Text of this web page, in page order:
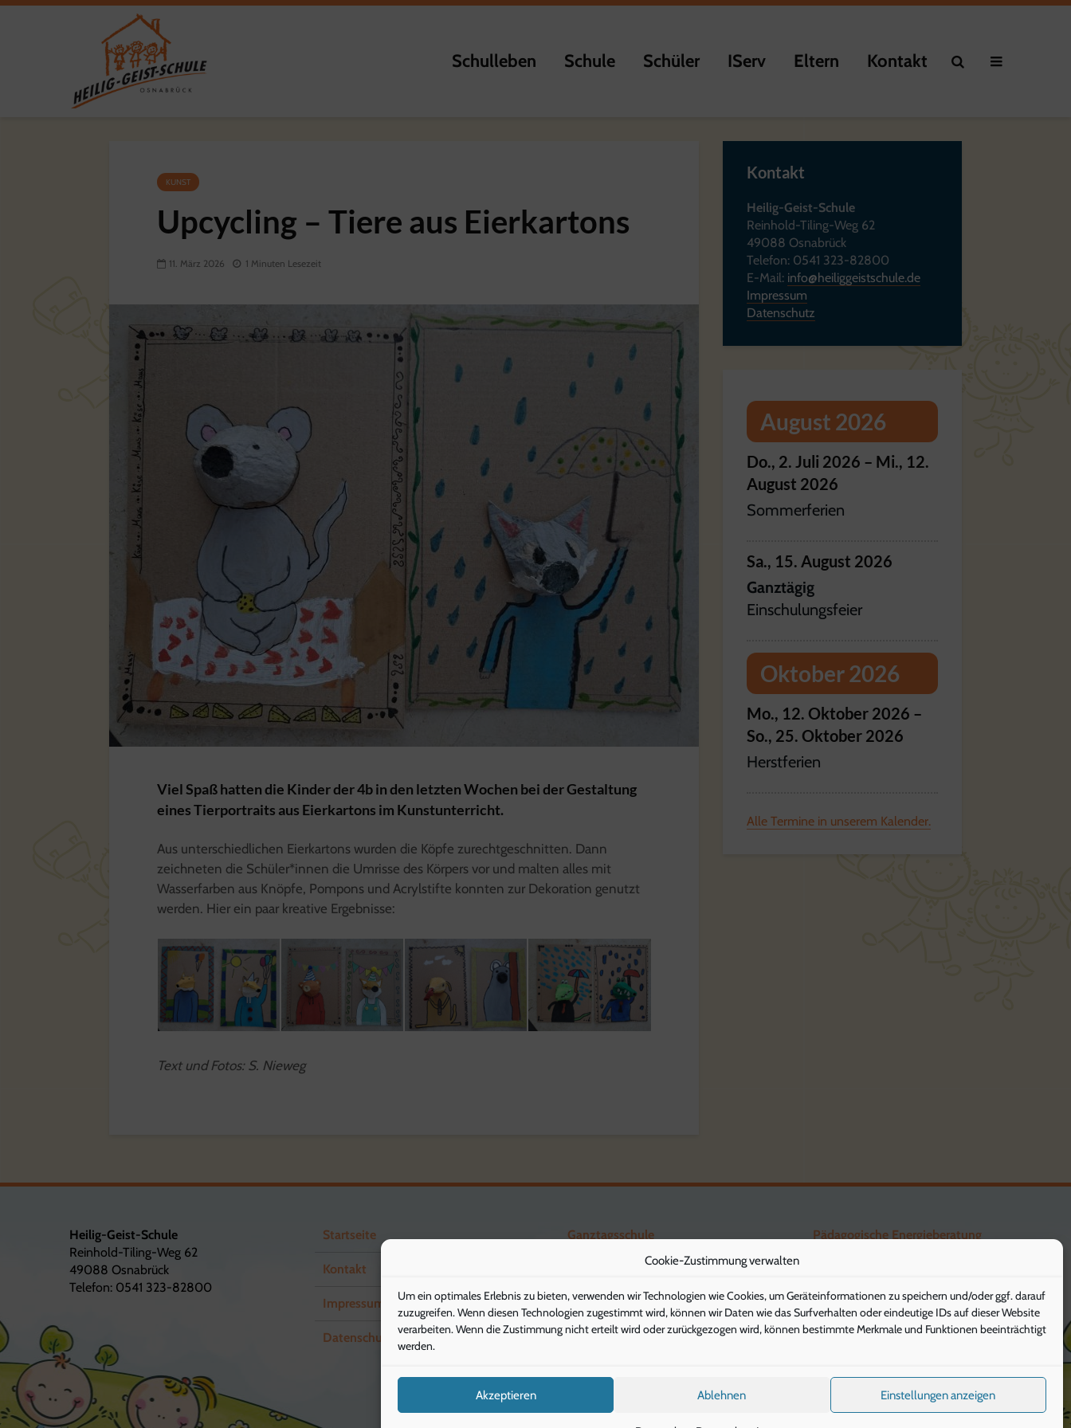
Cookie-Zustimmung verwalten
Um ein optimales Erlebnis zu bieten, verwenden wir Technologien wie Cookies, um Geräteinformationen zu speichern und/oder ggf. darauf
zuzugreifen. Wenn diesen Technologien zugestimmt wird, können wir Daten wie das Surfverhalten oder eindeutige IDs auf dieser Website
verarbeiten. Wenn die Zustimmung nicht erteilt wird oder zurückgezogen wird, können bestimmte Merkmale und Funktionen beeinträchtigt
werden.
Akzeptieren Ablehnen Einstellungen anzeigen
Schulleben Schule Schüler IServ Eltern Kontakt
KUNST
Upcycling – Tiere aus Eierkartons
11. März 2026 1 Minuten Lesezeit
Viel Spaß hatten die Kinder der 4b in den letzten Wochen bei der Gestaltung
eines Tierportraits aus Eierkartons im Kunstunterricht.
Aus unterschiedlichen Eierkartons wurden die Köpfe zurechtgeschnitten. Dann
zeichneten die Schüler*innen die Umrisse des Körpers vor und malten alles mit
Wasserfarben aus Knöpfe, Pompons und Acrylstifte konnten zur Dekoration genutzt
werden. Hier ein paar kreative Ergebnisse:
Text und Fotos: S. Nieweg
Kontakt
Heilig-Geist-Schule
Reinhold-Tiling-Weg 62
49088 Osnabrück
Telefon: 0541 323-82800
E-Mail: info@heiliggeistschule.de
Impressum
Datenschutz
August 2026
Do., 2. Juli 2026 – Mi., 12.
August 2026
Sommerferien
Sa., 15. August 2026
Ganztägig
Einschulungsfeier
Oktober 2026
Mo., 12. Oktober 2026 –
So., 25. Oktober 2026
Herstferien
Alle Termine in unserem Kalender.
Heilig-Geist-Schule
Reinhold-Tiling-Weg 62
49088 Osnabrück
Telefon: 0541 323-82800
Startseite
Kontakt
Impressum
Datenschutz
Ganztagsschule
Schuleingangsstufe
Elternbriefe
Pädagogische Energieberatung
Die Gesunde Stunde
IServ